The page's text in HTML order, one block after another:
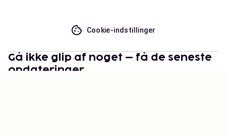
Cookie-indstillinger
Gå ikke glip af noget – få de seneste
opdateringer